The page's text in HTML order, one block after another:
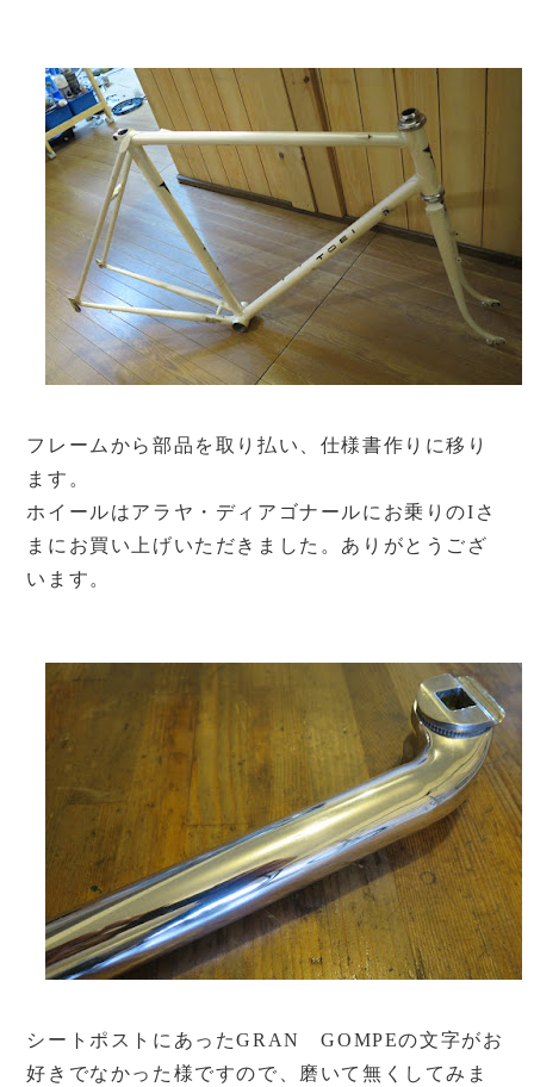
フレームから部品を取り払い、仕様書作りに移り
ます。
ホイールはアラヤ・ディアゴナールにお乗りのIさ
まにお買い上げいただきました。ありがとうござ
います。
シートポストにあったGRAN GOMPEの文字がお
好きでなかった様ですので、磨いて無くしてみま